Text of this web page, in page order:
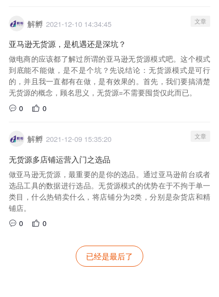
解孵 2021-12-10 14:34:45 文章
亚马逊无货源，是机遇还是深坑？
做电商的应该都了解过所谓的亚马逊无货源模式吧。这个模式
到底能不能做，是不是个坑？先说结论：无货源模式是可行
的，并且我一直都有在做，是有效果的。首先，我们要搞清楚
无货源的概念，顾名思义，无货源=不需要囤货仅此而已。
0
0
解孵 2021-12-09 15:35:20 文章
无货源多店铺运营入门之选品
做亚马逊无货源，最重要的是你的选品。通过亚马逊前台或者
选品工具的数据进行选品。无货源模式的优势在于不拘于单一
类目，什么热销卖什么，将店铺分为2类，分别是杂货店和精
铺店。
0
0
已经是最后了